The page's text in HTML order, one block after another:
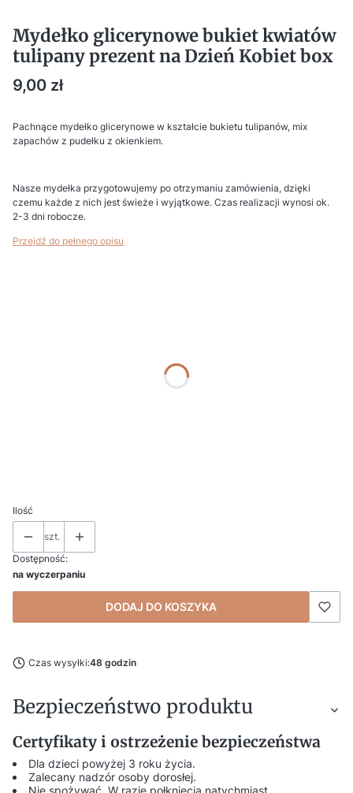
Mydełko glicerynowe bukiet kwiatów
tulipany prezent na Dzień Kobiet box
Cena
9,00 zł
Pachnące mydełko glicerynowe w kształcie bukietu tulipanów, mix
zapachów z pudełku z okienkiem.
Nasze mydełka przygotowujemy po otrzymaniu zamówienia, dzięki
czemu każde z nich jest świeże i wyjątkowe. Czas realizacji wynosi ok.
2-3 dni robocze.
Przejdź do pełnego opisu
Nr etykiety (gdy bez etykiety wpisz "BRAK")
Ilość
szt.
Dostępność:
na wyczerpaniu
DODAJ DO KOSZYKA
Czas wysyłki:48 godzin
Bezpieczeństwo produktu
Certyfikaty i ostrzeżenie bezpieczeństwa
Dla dzieci powyżej 3 roku życia.
Zalecany nadzór osoby dorosłej.